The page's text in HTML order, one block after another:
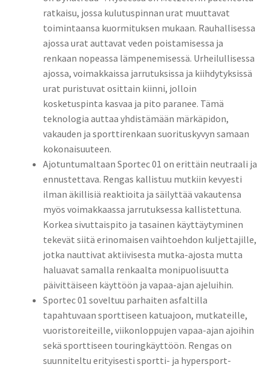
ratkaisu, jossa kulutuspinnan urat muuttavat
toimintaansa kuormituksen mukaan. Rauhallisessa
ajossa urat auttavat veden poistamisessa ja
renkaan nopeassa lämpenemisessä. Urheilullisessa
ajossa, voimakkaissa jarrutuksissa ja kiihdytyksissä
urat puristuvat osittain kiinni, jolloin
kosketuspinta kasvaa ja pito paranee. Tämä
teknologia auttaa yhdistämään märkäpidon,
vakauden ja sporttirenkaan suorituskyvyn samaan
kokonaisuuteen.
Ajotuntumaltaan Sportec 01 on erittäin neutraali ja
ennustettava. Rengas kallistuu mutkiin kevyesti
ilman äkillisiä reaktioita ja säilyttää vakautensa
myös voimakkaassa jarrutuksessa kallistettuna.
Korkea sivuttaispito ja tasainen käyttäytyminen
tekevät siitä erinomaisen vaihtoehdon kuljettajille,
jotka nauttivat aktiivisesta mutka-ajosta mutta
haluavat samalla renkaalta monipuolisuutta
päivittäiseen käyttöön ja vapaa-ajan ajeluihin.
Sportec 01 soveltuu parhaiten asfaltilla
tapahtuvaan sporttiseen katuajoon, mutkateille,
vuoristoreiteille, viikonloppujen vapaa-ajan ajoihin
sekä sporttiseen touringkäyttöön. Rengas on
suunniteltu erityisesti sportti- ja hypersport-